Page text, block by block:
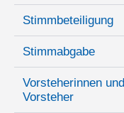
Stimmbeteiligung
Stimmabgabe
Vorsteherinnen und
Vorsteher